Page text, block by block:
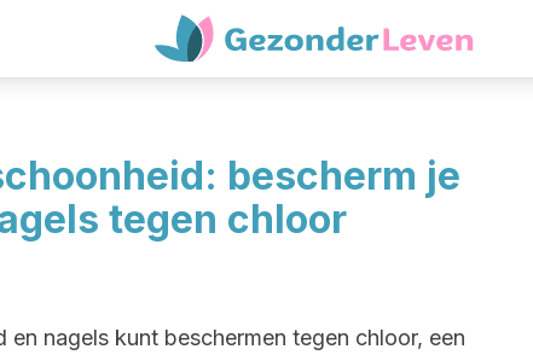
bescherm je
tegen chloor
en nagels kunt beschermen tegen chloor, een